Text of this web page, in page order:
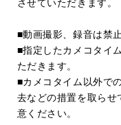
させていただきます。
■動画撮影、録音は禁
■指定したカメコタイ
ただきます。
■カメコタイム以外で
去などの措置を取らせ
意ください。